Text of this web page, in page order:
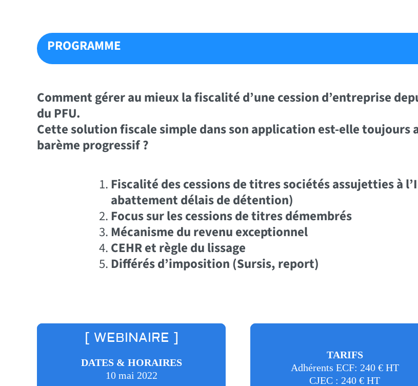
PROGRAMME
Comment gérer au mieux la fiscalité d’une cession d’entreprise
du PFU.
Cette solution fiscale simple dans son application est-elle
barème progressif ?
Fiscalité des cessions de titres sociétés assujetties à
abattement délais de détention)
Focus sur les cessions de titres démembrés
Mécanisme du revenu exceptionnel
CEHR et règle du lissage
Différés d’imposition (Sursis, report)
[ WEBINAIRE ]
DATES & HORAIRES
10 mai 2022
TARIFS
Adhérents ECF: 240 € HT
CJEC : 240 € HT